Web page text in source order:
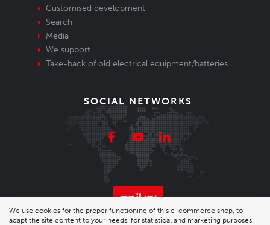
Customised development
Search
Media
We support
Take-back of old electrical equipment/batteries
SOCIAL NETWORKS
We use cookies for the proper functioning of this e-commerce shop, to
adapt the site content to your needs, for statistical and marketing purposes